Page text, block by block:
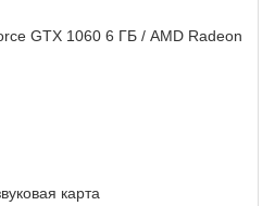
GTX 1060 6 ГБ / AMD Radeon
карта